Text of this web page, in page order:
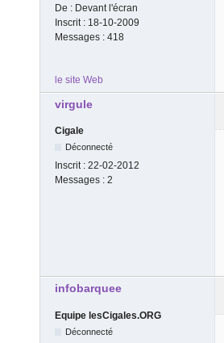
De : Devant l'écran
Inscrit : 18-10-2009
Messages : 418
le site Web
virgule
Cigale
Déconnecté
Inscrit : 22-02-2012
Messages : 2
infobarquee
Equipe lesCigales.ORG
Déconnecté